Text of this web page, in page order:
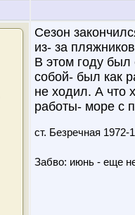
Сезон
из- за
В этом году был
собой- был как
не ходил. А что
работы- море с
ст. Безречная
Забво: июнь - еще